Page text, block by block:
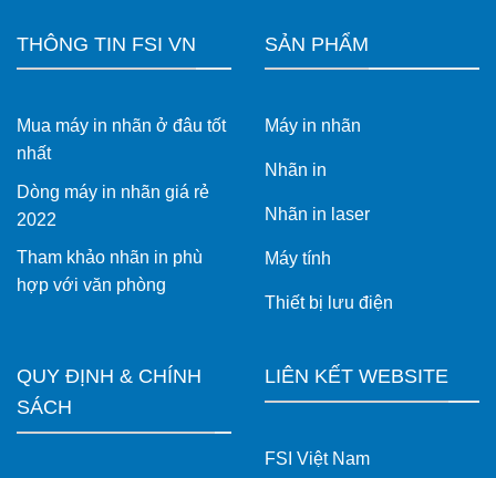
THÔNG TIN FSI VN
Mua máy in nhãn ở đâu tốt
nhất
Dòng máy in nhãn giá rẻ
2022
Tham khảo nhãn in phù
hợp với văn phòng
SẢN PHẨM
Máy in nhãn
Nhãn in
Nhãn in laser
Máy tính
Thiết bị lưu điện
QUY ĐỊNH & CHÍNH
SÁCH
LIÊN KẾT WEBSITE
FSI Việt Nam